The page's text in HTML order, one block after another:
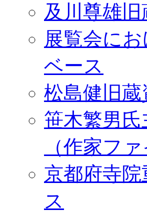
及川尊雄
展覧会に
ベース
松島健旧蔵
笹木繁男
（作家ファ
京都府寺
ス